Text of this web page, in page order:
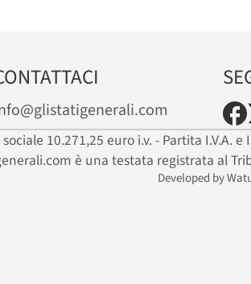
10.271,25 euro i.v. - Partita I.V.A.
è una testata registrata al
Developed by